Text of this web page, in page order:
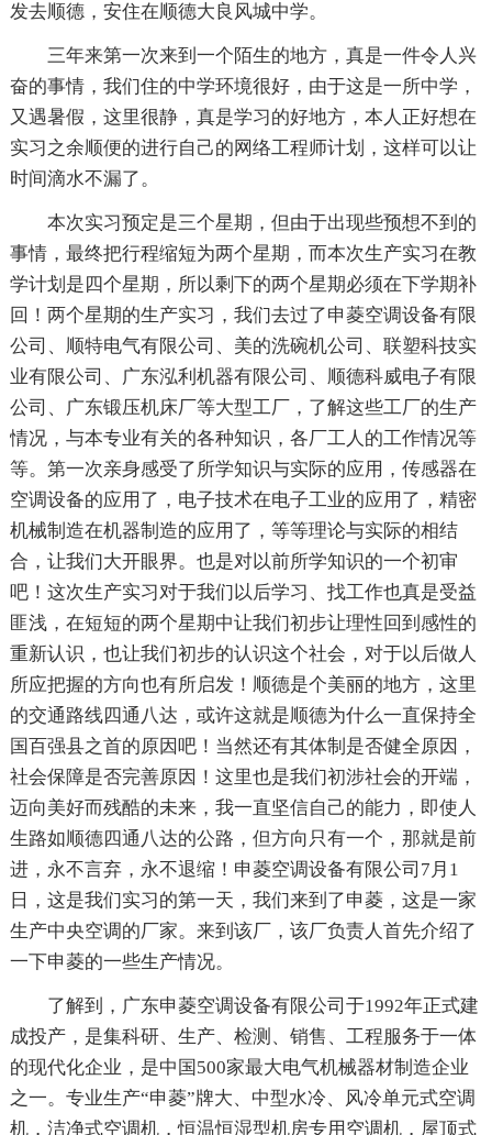
发去顺德，安住在顺德大良风城中学。
三年来第一次来到一个陌生的地方，真是一件令人兴
奋的事情，我们住的中学环境很好，由于这是一所中学，
又遇暑假，这里很静，真是学习的好地方，本人正好想在
实习之余顺便的进行自己的网络工程师计划，这样可以让
时间滴水不漏了。
本次实习预定是三个星期，但由于出现些预想不到的
事情，最终把行程缩短为两个星期，而本次生产实习在教
学计划是四个星期，所以剩下的两个星期必须在下学期补
回！两个星期的生产实习，我们去过了申菱空调设备有限
公司、顺特电气有限公司、美的洗碗机公司、联塑科技实
业有限公司、广东泓利机器有限公司、顺德科威电子有限
公司、广东锻压机床厂等大型工厂，了解这些工厂的生产
情况，与本专业有关的各种知识，各厂工人的工作情况等
等。第一次亲身感受了所学知识与实际的应用，传感器在
空调设备的应用了，电子技术在电子工业的应用了，精密
机械制造在机器制造的应用了，等等理论与实际的相结
合，让我们大开眼界。也是对以前所学知识的一个初审
吧！这次生产实习对于我们以后学习、找工作也真是受益
匪浅，在短短的两个星期中让我们初步让理性回到感性的
重新认识，也让我们初步的认识这个社会，对于以后做人
所应把握的方向也有所启发！顺德是个美丽的地方，这里
的交通路线四通八达，或许这就是顺德为什么一直保持全
国百强县之首的原因吧！当然还有其体制是否健全原因，
社会保障是否完善原因！这里也是我们初涉社会的开端，
迈向美好而残酷的未来，我一直坚信自己的能力，即使人
生路如顺德四通八达的公路，但方向只有一个，那就是前
进，永不言弃，永不退缩！申菱空调设备有限公司7月1
日，这是我们实习的第一天，我们来到了申菱，这是一家
生产中央空调的厂家。来到该厂，该厂负责人首先介绍了
一下申菱的一些生产情况。
了解到，广东申菱空调设备有限公司于1992年正式建
成投产，是集科研、生产、检测、销售、工程服务于一体
的现代化企业，是中国500家最大电气机械器材制造企业
之一。专业生产“申菱”牌大、中型水冷、风冷单元式空调
机，洁净式空调机，恒温恒湿型机房专用空调机，屋顶式